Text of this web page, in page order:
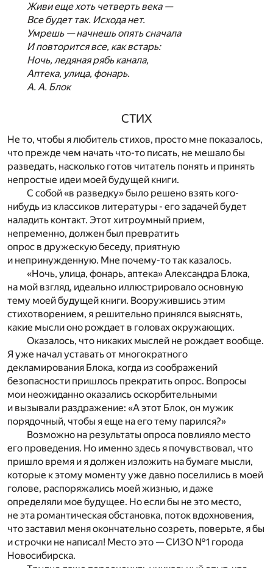
Живи еще хоть четверть века —
Все будет так. Исхода нет.
Умрешь — начнешь опять сначала
И повторится все, как встарь:
Ночь, ледяная рябь канала,
Аптека, улица, фонарь.
А. А. Блок
СТИХ
Не то, чтобы я любитель стихов, просто мне показалось,
что прежде чем начать что-то писать, не мешало бы
разведать, насколько готов читатель понять и принять
непростые идеи моей будущей книги.
С собой «в разведку» было решено взять кого-
нибудь из классиков литературы - его задачей будет
наладить контакт. Этот хитроумный прием,
непременно, должен был превратить
опрос в дружескую беседу, приятную
и непринужденную. Мне почему-то так казалось.
«Ночь, улица, фонарь, аптека» Александра Блока,
на мой взгляд, идеально иллюстрировало основную
тему моей будущей книги. Вооружившись этим
стихотворением, я решительно принялся выяснять,
какие мысли оно рождает в головах окружающих.
Оказалось, что никаких мыслей не рождает вообще.
Я уже начал уставать от многократного
декламирования Блока, когда из соображений
безопасности пришлось прекратить опрос. Вопросы
мои неожиданно оказались оскорбительными
и вызывали раздражение: «А этот Блок, он мужик
порядочный, чтобы я еще на его тему парился?»
Возможно на результаты опроса повлияло место
его проведения. Но именно здесь я почувствовал, что
пришло время и я должен изложить на бумаге мысли,
которые к этому моменту уже давно поселились в моей
голове, распоряжались моей жизнью, и даже
определяли мое будущее. Но если бы не это место,
не эта романтическая обстановка, поток вдохновения,
что заставил меня окончательно созреть, поверьте, я бы
и строчки не написал! Место это — СИЗО №1 города
Новосибирска.